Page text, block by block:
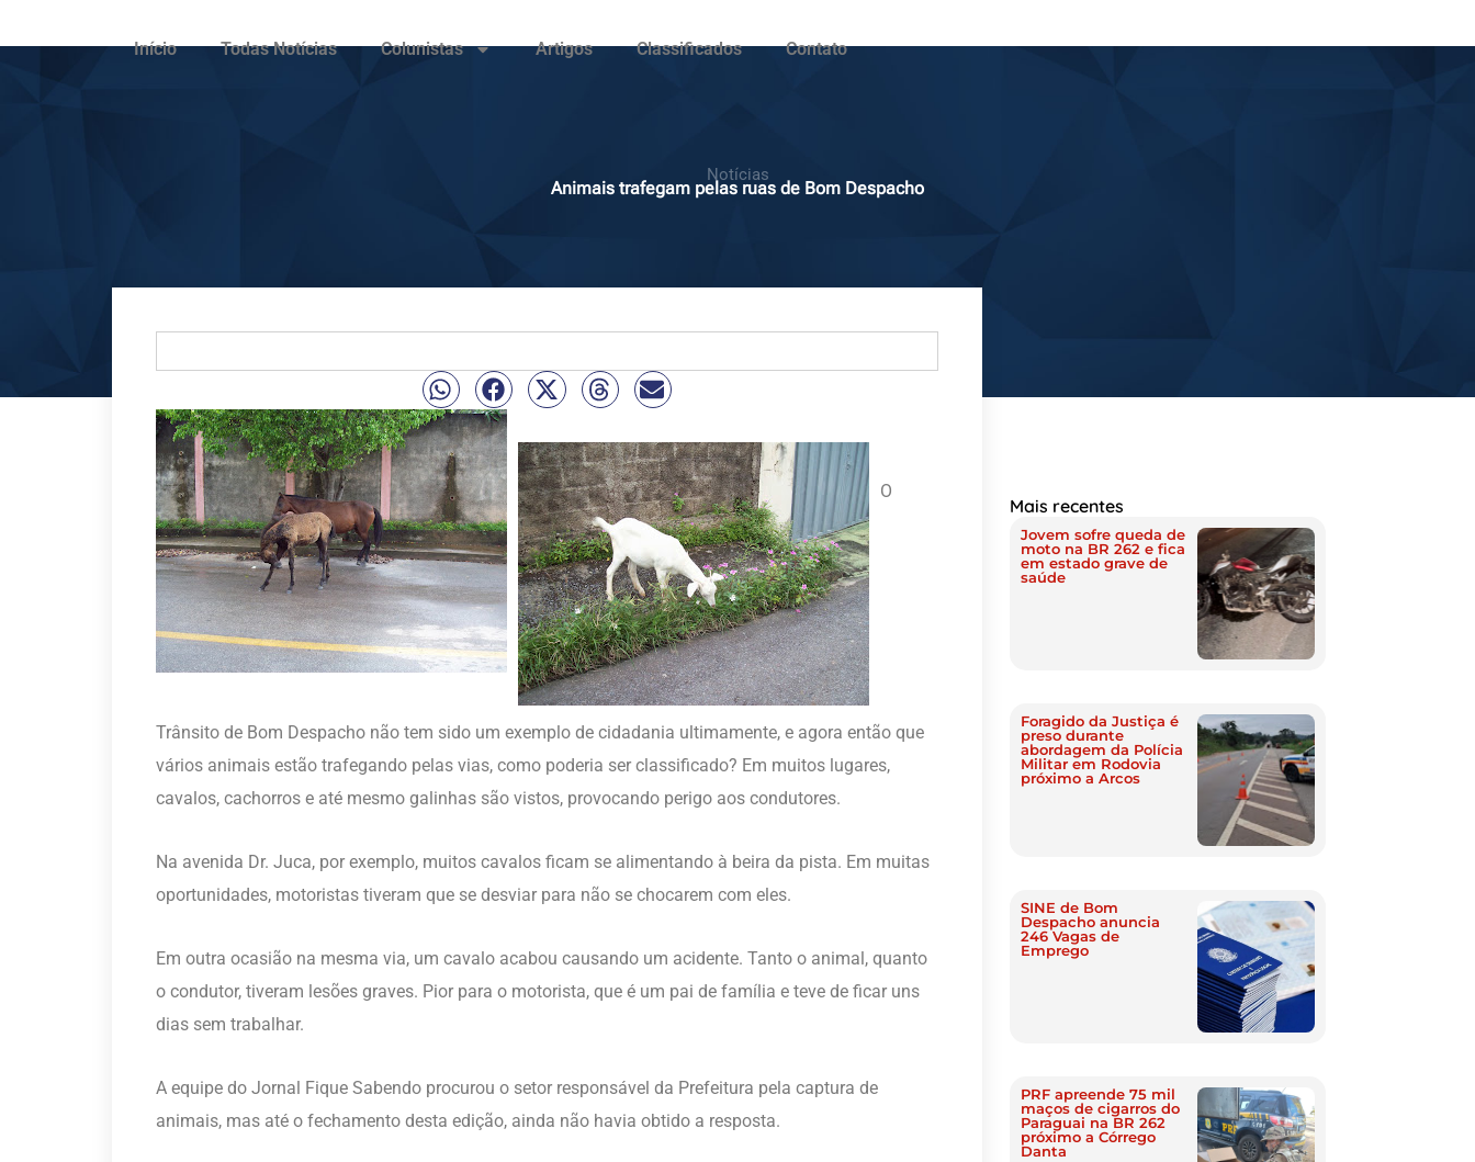
Início Todas Notícias Colunistas Artigos Classificados Contato
Notícias
Animais trafegam pelas ruas de Bom Despacho
O
Trânsito de Bom Despacho não tem sido um exemplo de cidadania ultimamente, e agora então que
vários animais estão trafegando pelas vias, como poderia ser classificado? Em muitos lugares,
cavalos, cachorros e até mesmo galinhas são vistos, provocando perigo aos condutores.
Na avenida Dr. Juca, por exemplo, muitos cavalos ficam se alimentando à beira da pista. Em muitas
oportunidades, motoristas tiveram que se desviar para não se chocarem com eles.
Em outra ocasião na mesma via, um cavalo acabou causando um acidente. Tanto o animal, quanto
o condutor, tiveram lesões graves. Pior para o motorista, que é um pai de família e teve de ficar uns
dias sem trabalhar.
A equipe do Jornal Fique Sabendo procurou o setor responsável da Prefeitura pela captura de
animais, mas até o fechamento desta edição, ainda não havia obtido a resposta.
Mais recentes
Jovem sofre queda de
moto na BR 262 e fica
em estado grave de
saúde
Foragido da Justiça é
preso durante
abordagem da Polícia
Militar em Rodovia
próximo a Arcos
SINE de Bom
Despacho anuncia
246 Vagas de
Emprego
PRF apreende 75 mil
maços de cigarros do
Paraguai na BR 262
próximo a Córrego
Danta